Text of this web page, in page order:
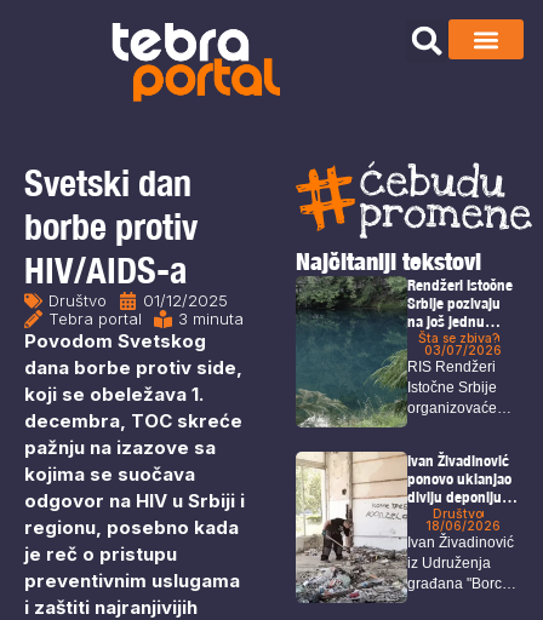
Svetski dan
borbe protiv
HIV/AIDS-a
Društvo
01/12/2025
Tebra portal
3 minuta
Povodom Svetskog
dana borbe protiv side,
koji se obeležava 1.
decembra, TOC skreće
pažnju na izazove sa
kojima se suočava
odgovor na HIV u Srbiji i
regionu, posebno kada
je reč o pristupu
preventivnim uslugama
i zaštiti najranjivijih
Najčitaniji tekstovi
Rendžeri Istočne
Srbije pozivaju
na još jednu
akciju odbrane
Homolja
Šta se zbiva?
03/07/2026
RIS Rendžeri
Istočne Srbije
organizovaće
sloganom “Da
vratimo...
Ivan Živadinović
ponovo uklanjao
divlju deponiju
koja ugrožava i
zdravlje i
bezbednost
građana Bora
Društvo
18/06/2026
Ivan Živadinović
iz Udruženja
građana "Borci